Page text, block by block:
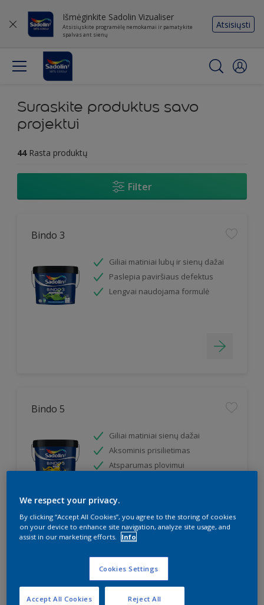
Išmėginkite Sadolin Vizualiser
Atsisiųskite programėlę nemokamai ir pamatykite
spalvas ant sienų
Atsisiųsti
Suraskite produktus savo
projektui
44 Rasta produktų
Filter
Bindo 3
Giliai matiniai lubų ir sienų dažai
Paslepia paviršiaus defektus
Lengvai naudojama formulė
Bindo 5
Giliai matiniai sienų dažai
Aksominis prisilietimas
Atsparumas plovimui
We respect your privacy.
By clicking “Accept All Cookies”, you agree to the storing of cookies
on your device to enhance site navigation, analyze site usage, and
assist in our marketing efforts.
Info
Cookies Settings
Reject All
Accept All Cookies